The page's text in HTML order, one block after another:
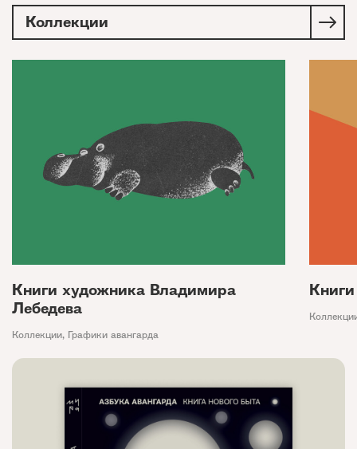
Коллекции
Книги художника Владимира
Лебедева
Коллекции, Графики авангарда